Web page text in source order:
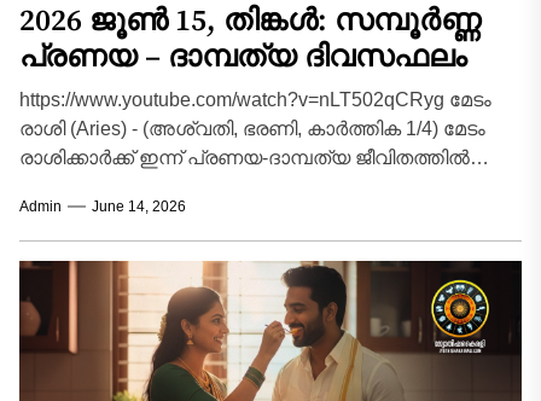
2026 ജൂൺ 15, തിങ്കൾ: സമ്പൂർണ്ണ
പ്രണയ – ദാമ്പത്യ ദിവസഫലം
https://www.youtube.com/watch?v=nLT502qCRyg മേടം
രാശി (Aries) - (അശ്വതി, ഭരണി, കാർത്തിക 1/4) മേടം
രാശിക്കാർക്ക് ഇന്ന് പ്രണയ-ദാമ്പത്യ ജീവിതത്തിൽ
പങ്കാളിയോട് സംസാരിക്കുമ്പോൾ...
Admin June 14, 2026